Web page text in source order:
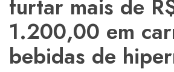
furtar mais de
1.200,00 em
bebidas de